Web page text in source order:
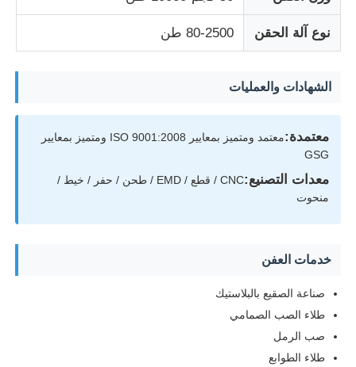
حول بنا
جولة في المعمل
ضبط الجودة
اتصل بنا
طلب اقتباس
قالب قطع الغيار
نوع آلة الحقن 80-2500 طن
الشهادات والعمليات
معتمدة:
معتمد ومتميز بمعايير ISO 9001:2008 ومتميز بمعايير
GSG
معدات التصنيع:
CNC / قطع / EMD / طحن / حفر / خيط /
منحوت
خدمات العفن
صناعة الصقيع بالبلاستيك
طلاء الصب الصمامي
صب الرمل
طلاء الطوابع